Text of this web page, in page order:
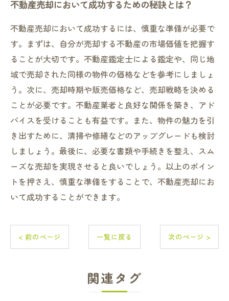
不動産売却において成功するための秘訣とは？
不動産売却において成功するには、慎重な準備が必要で
す。まずは、自分が売却する不動産の市場価値を把握す
ることが大切です。不動産鑑定士による鑑定や、同じ地
域で売却された同様の物件の価格などを参考にしましょ
う。次に、売却時期や販売価格など、売却戦略を決める
ことが必要です。不動産業者と良好な関係を築き、アド
バイスを受けることも有益です。また、物件の魅力を引
き出すために、清掃や修繕などのアップグレードも検討
しましょう。最後に、必要な書類や手続きを整え、スム
ーズな売却を実現させると良いでしょう。以上のポイン
トを押さえ、慎重な準備をすることで、不動産売却にお
いて成功することができます。
< 前のページ 一覧に戻る 次のページ >
関連タグ